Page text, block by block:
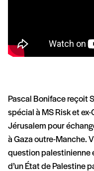
Pascal Boniface reçoit
spécial à MS Risk et
Jérusalem pour
à Gaza outre-Manche.
question palestinienne
d’un État de Palestine